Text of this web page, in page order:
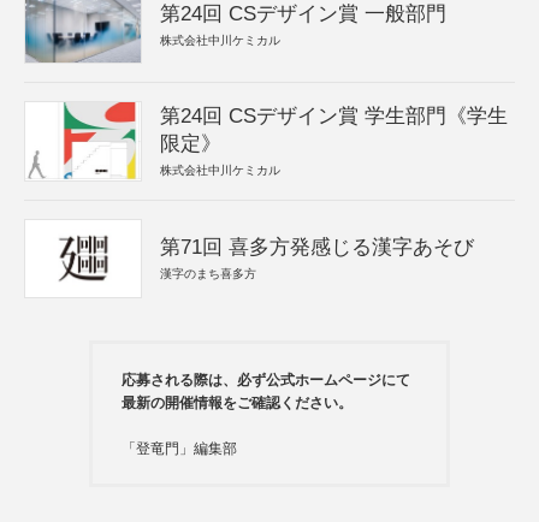
第24回 CSデザイン賞 一般部門
株式会社中川ケミカル
第24回 CSデザイン賞 学生部門《学生
限定》
株式会社中川ケミカル
第71回 喜多方発感じる漢字あそび
漢字のまち喜多方
応募される際は、必ず公式ホームページにて
最新の開催情報をご確認ください。
「登竜門」編集部